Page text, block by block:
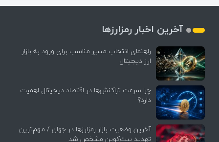
آخرین اخبار رمزارزها
راهنمای انتخاب مسیر مناسب برای ورود به بازار
ارز دیجیتال
چرا سرعت تراکنش‌ها در اقتصاد دیجیتال اهمیت
دارد؟
آخرین وضعیت بازار رمزارزها در جهان / مهم‌ترین
تهدید بیت‌کوین مشخص شد